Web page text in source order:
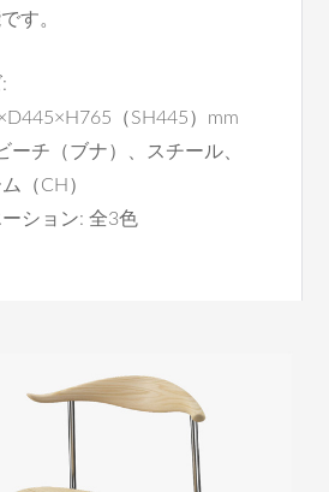
す。
（SH445）mm
ーチ（ブナ）、スチール、
（CH）
ション: 全3色